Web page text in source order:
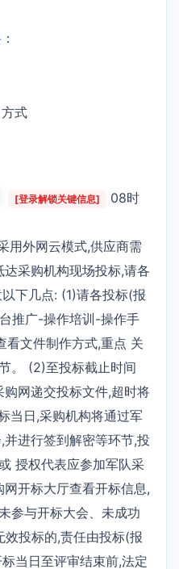
式
[登录解锁关键信息]
08时
用外网云模式,供应商需
采购机构现场投标,请各
下几点: (1)请各投标(报
推广-操作培训-操作手
看文件制作方式,重点 关
。 (2)至投标截止时间
网递交投标文件,超时将
当日,采购机构将通过军
进行签到解密等环节,投
授权代表应参加军队采
开标大厅查看开标信息,
参与开标大会、未成功
投标的,责任由投标(报
当日至评审结束前,法定